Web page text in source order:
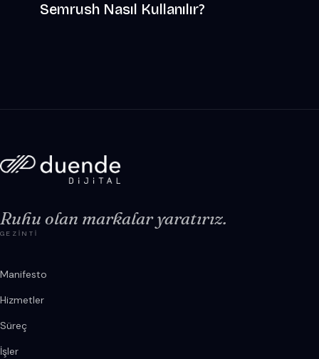
Semrush Nasıl Kullanılır?
Ruhu olan markalar yaratırız.
GEZINTI
Manifesto
Hizmetler
Süreç
İşler